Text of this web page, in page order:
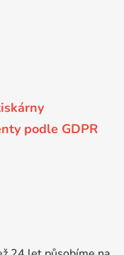
podle GDPR